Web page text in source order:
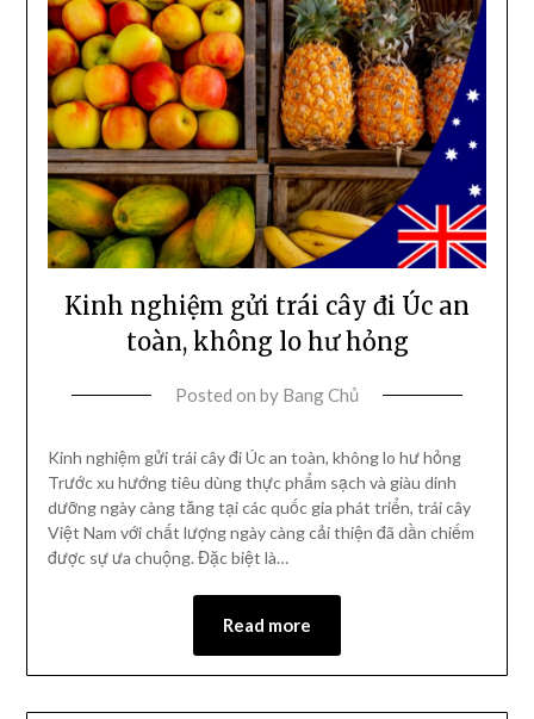
Kinh nghiệm gửi trái cây đi Úc an
toàn, không lo hư hỏng
Posted on by Bang Chủ
Kinh nghiệm gửi trái cây đi Úc an toàn, không lo hư hỏng
Trước xu hướng tiêu dùng thực phẩm sạch và giàu dinh
dưỡng ngày càng tăng tại các quốc gia phát triển, trái cây
Việt Nam với chất lượng ngày càng cải thiện đã dần chiếm
được sự ưa chuộng. Đặc biệt là…
Read more